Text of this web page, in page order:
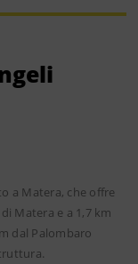
a Matera, che offre
Matera e a 1,7 km
dal Palombaro